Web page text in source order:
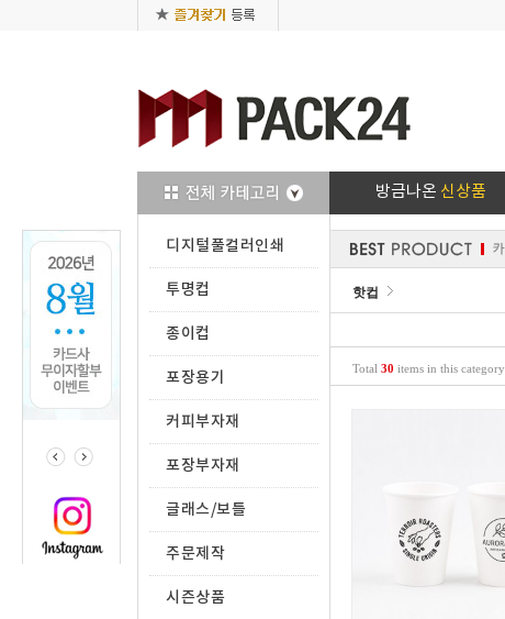
방금나온 신상품
디지털풀컬러인쇄
투명컵
종이컵
포장용기
커피부자재
포장부자재
글래스/보틀
주문제작
시즌상품
핫컵
Total 30 items in this category